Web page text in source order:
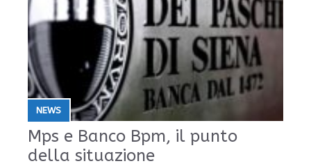
NEWS
Mps e Banco Bpm, il punto
della situazione